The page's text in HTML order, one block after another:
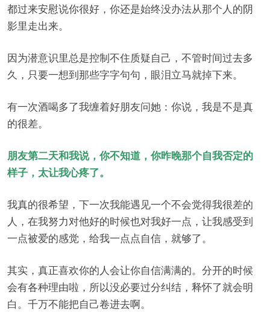
都过来安慰说你很好，你还是始终没办法从那个人的阴
影里走出来。
因为潜意识里总是控制不住质疑自己，不管时间过去多
久，只要一想到那些字字句句，眼泪立马就掉下来。
有一次酒喝多了我缠着好朋友问她：你说，我是不是真
的很差。
朋友第二天和我说，你不知道，你昨晚那个自我否定的
样子，太让我心疼了。
我真的很希望，下一次我能遇见一个不会觉得我很差的
人，在我努力对他好的时候也对我好一点，让我感受到
一点被爱的感觉，给我一点点自信，就够了。
其实，真正喜欢你的人会让你自信满满的。分开的时候
会有各种理由啦，所以没必要过分纠结，释怀了就会明
白。千万不能把自己卷进去啊。